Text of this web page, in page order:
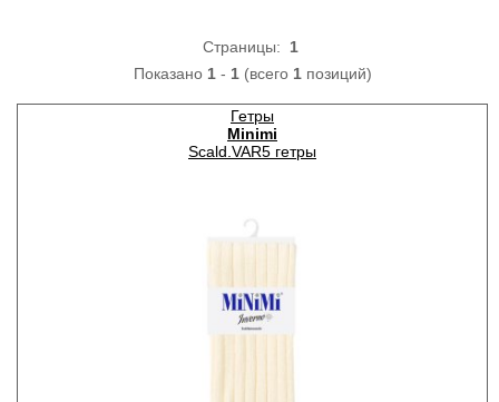
Страницы: 1
Показано 1- 1(всего 1позиций)
Гетры
Minimi
Scald.VAR5 гетры